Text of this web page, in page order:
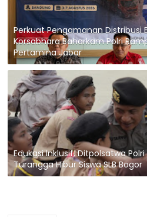
Perkuat Pengamanan Distribusi
Korsabhara Baharkam Polri
Pertamina Jabar
Edukasi Inklusif, Ditpolsatwa
Turangga Hibur Siswa SLB Bogor